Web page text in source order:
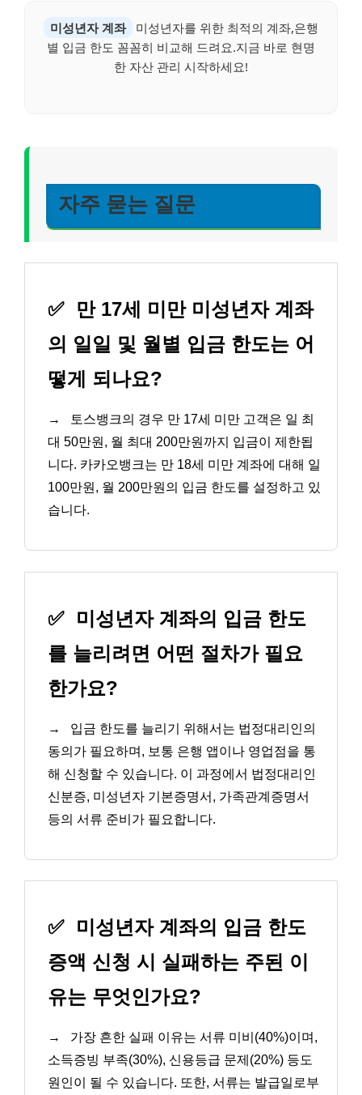
미성년자 계좌
미성년자를 위한 최적의 계좌,은행
별 입금 한도 꼼꼼히 비교해 드려요.지금 바로 현명
한 자산 관리 시작하세요!
자주 묻는 질문
✅
만 17세 미만 미성년자 계좌
의 일일 및 월별 입금 한도는 어
떻게 되나요?
→
토스뱅크의 경우 만 17세 미만 고객은 일 최
대 50만원, 월 최대 200만원까지 입금이 제한됩
니다. 카카오뱅크는 만 18세 미만 계좌에 대해 일
100만원, 월 200만원의 입금 한도를 설정하고 있
습니다.
✅
미성년자 계좌의 입금 한도
를 늘리려면 어떤 절차가 필요
한가요?
→
입금 한도를 늘리기 위해서는 법정대리인의
동의가 필요하며, 보통 은행 앱이나 영업점을 통
해 신청할 수 있습니다. 이 과정에서 법정대리인
신분증, 미성년자 기본증명서, 가족관계증명서
등의 서류 준비가 필요합니다.
✅
미성년자 계좌의 입금 한도
증액 신청 시 실패하는 주된 이
유는 무엇인가요?
→
가장 흔한 실패 이유는 서류 미비(40%)이며,
소득증빙 부족(30%), 신용등급 문제(20%) 등도
원인이 될 수 있습니다. 또한, 서류는 발급일로부